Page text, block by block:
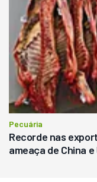
Pecuária
Recorde nas
ameaça de China